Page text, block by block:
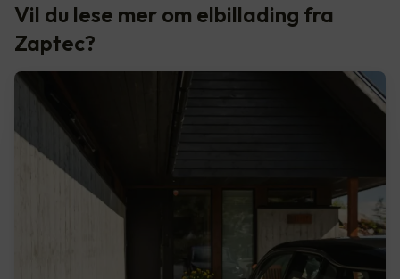
Vil du lese mer om elbillading fra
Zaptec?